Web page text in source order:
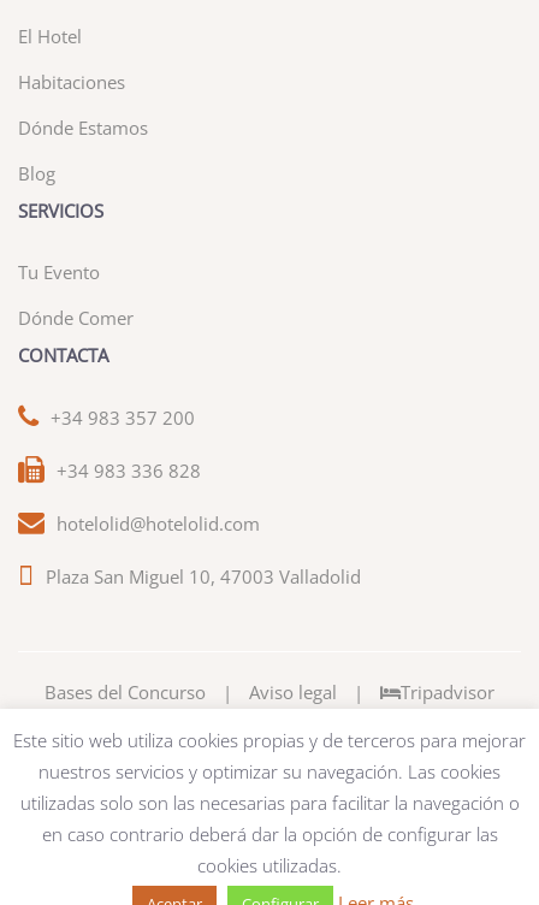
El Hotel
Habitaciones
Dónde Estamos
Blog
SERVICIOS
Tu Evento
Dónde Comer
CONTACTA
+34 983 357 200
+34 983 336 828
hotelolid@hotelolid.com
Plaza San Miguel 10, 47003 Valladolid
Bases del Concurso | Aviso legal | Tripadvisor
Este sitio web utiliza cookies propias y de terceros para mejorar
nuestros servicios y optimizar su navegación. Las cookies
utilizadas solo son las necesarias para facilitar la navegación o
en caso contrario deberá dar la opción de configurar las
cookies utilizadas.